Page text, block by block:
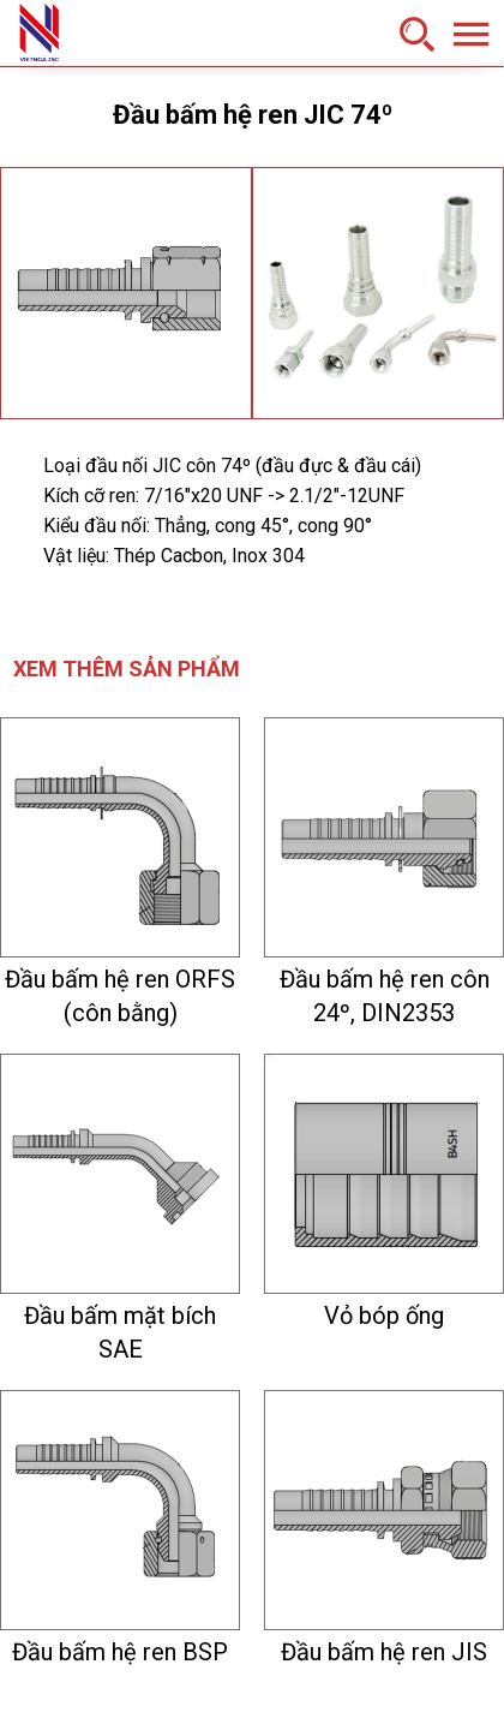
Đầu bấm hệ ren JIC 74º
Loại đầu nối JIC côn 74º (đầu đực & đầu cái)
Kích cỡ ren: 7/16"x20 UNF -> 2.1/2"-12UNF
Kiểu đầu nối: Thẳng, cong 45°, cong 90°
Vật liệu: Thép Cacbon, Inox 304
XEM THÊM SẢN PHẨM
Đầu bấm hệ ren ORFS
(côn bằng)
Đầu bấm hệ ren côn
24º, DIN2353
Đầu bấm mặt bích
SAE
Vỏ bóp ống
Đầu bấm hệ ren BSP Đầu bấm hệ ren JIS